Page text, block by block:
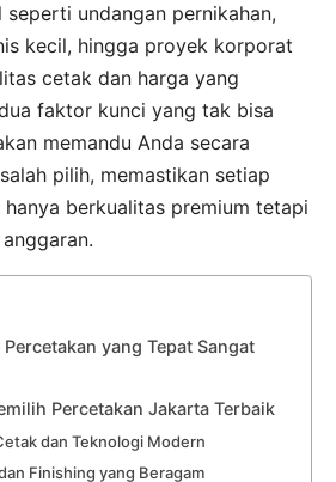
seperti undangan pernikahan,
kecil, hingga proyek korporat
cetak dan harga yang
faktor kunci yang tak bisa
memandu Anda secara
pilih, memastikan setiap
berkualitas premium tetapi
yang Tepat Sangat
Percetakan Jakarta Terbaik
dan Teknologi Modern
Finishing yang Beragam